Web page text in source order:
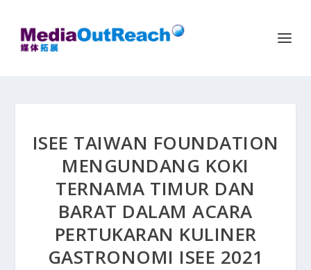
ISEE TAIWAN FOUNDATION
MENGUNDANG KOKI
TERNAMA TIMUR DAN
BARAT DALAM ACARA
PERTUKARAN KULINER
GASTRONOMI ISEE 2021